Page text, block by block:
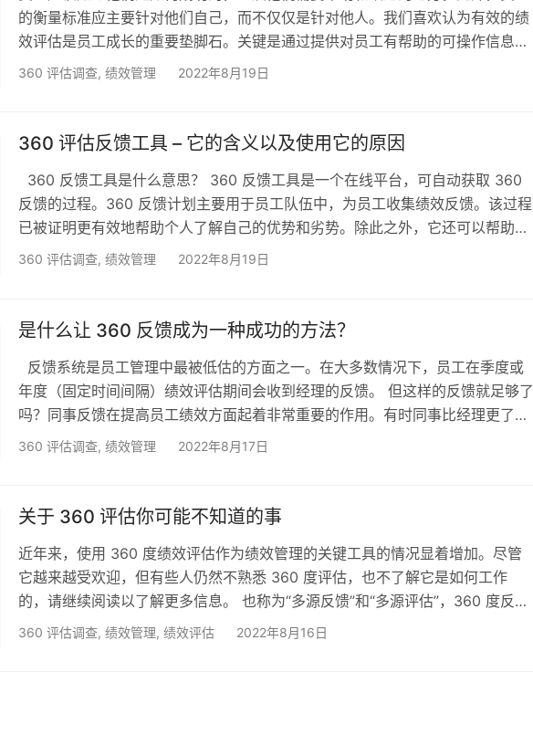
的衡量标准应主要针对他们自己，而不仅仅是针对他人。我们喜欢认为有效的绩
效评估是员工成长的重要垫脚石。关键是通过提供对员工有帮助的可操作信息，
绩效评估过程是否有条理、一致且有效。可悲的是，在许多组织中，绩效评估是
估时所衡量的概念大不相同的概念。 在绩效评估环境中，我们正在评估员工或
360 评估调查, 绩效管理 2022年8月19日
360 评估反馈工具 – 它的含义以及使用它的原因
360 反馈工具是什么意思？ 360 反馈工具是一个在线平台，可自动获取 360
反馈的过程。360 反馈计划主要用于员工队伍中，为员工收集绩效反馈。该过程
已被证明更有效地帮助个人了解自己的优势和劣势。除此之外，它还可以帮助员
工专注于他们工作中需要专业发展的特定方面。同样，企业现在正在使用 360
的中期。随着时间的推移和技术的发展，在线…
360 评估调查, 绩效管理 2022年8月19日
是什么让 360 反馈成为一种成功的方法？
反馈系统是员工管理中最被低估的方面之一。在大多数情况下，员工在季度或
年度（固定时间间隔）绩效评估期间会收到经理的反馈。 但这样的反馈就足够了
吗？同事反馈在提高员工绩效方面起着非常重要的作用。有时同事比经理更了解
工作的性质，因此从他们那里获得反馈同样重要。 什么是 360反馈？ 360反馈
域专家、同事、下属，在某些情况下，还包括客户/客户。然后将…
360 评估调查, 绩效管理 2022年8月17日
关于 360 评估你可能不知道的事
近年来，使用 360 度绩效评估作为绩效管理的关键工具的情况显着增加。尽管
它越来越受欢迎，但有些人仍然不熟悉 360 度评估，也不了解它是如何工作
的，请继续阅读以了解更多信息。 也称为“多源反馈”和“多源评估”，360 度反馈
审查旨在通过从广泛的利益相关者（例如同事）收集绩效信息，为绩效评估提供
360 评估调查, 绩效管理, 绩效评估 2022年8月16日